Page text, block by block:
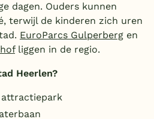
dagen. Ouders kunnen
terwijl de kinderen zich uren
EuroParcs Gulperberg en
liggen in de regio.
Heerlen?
attractiepark